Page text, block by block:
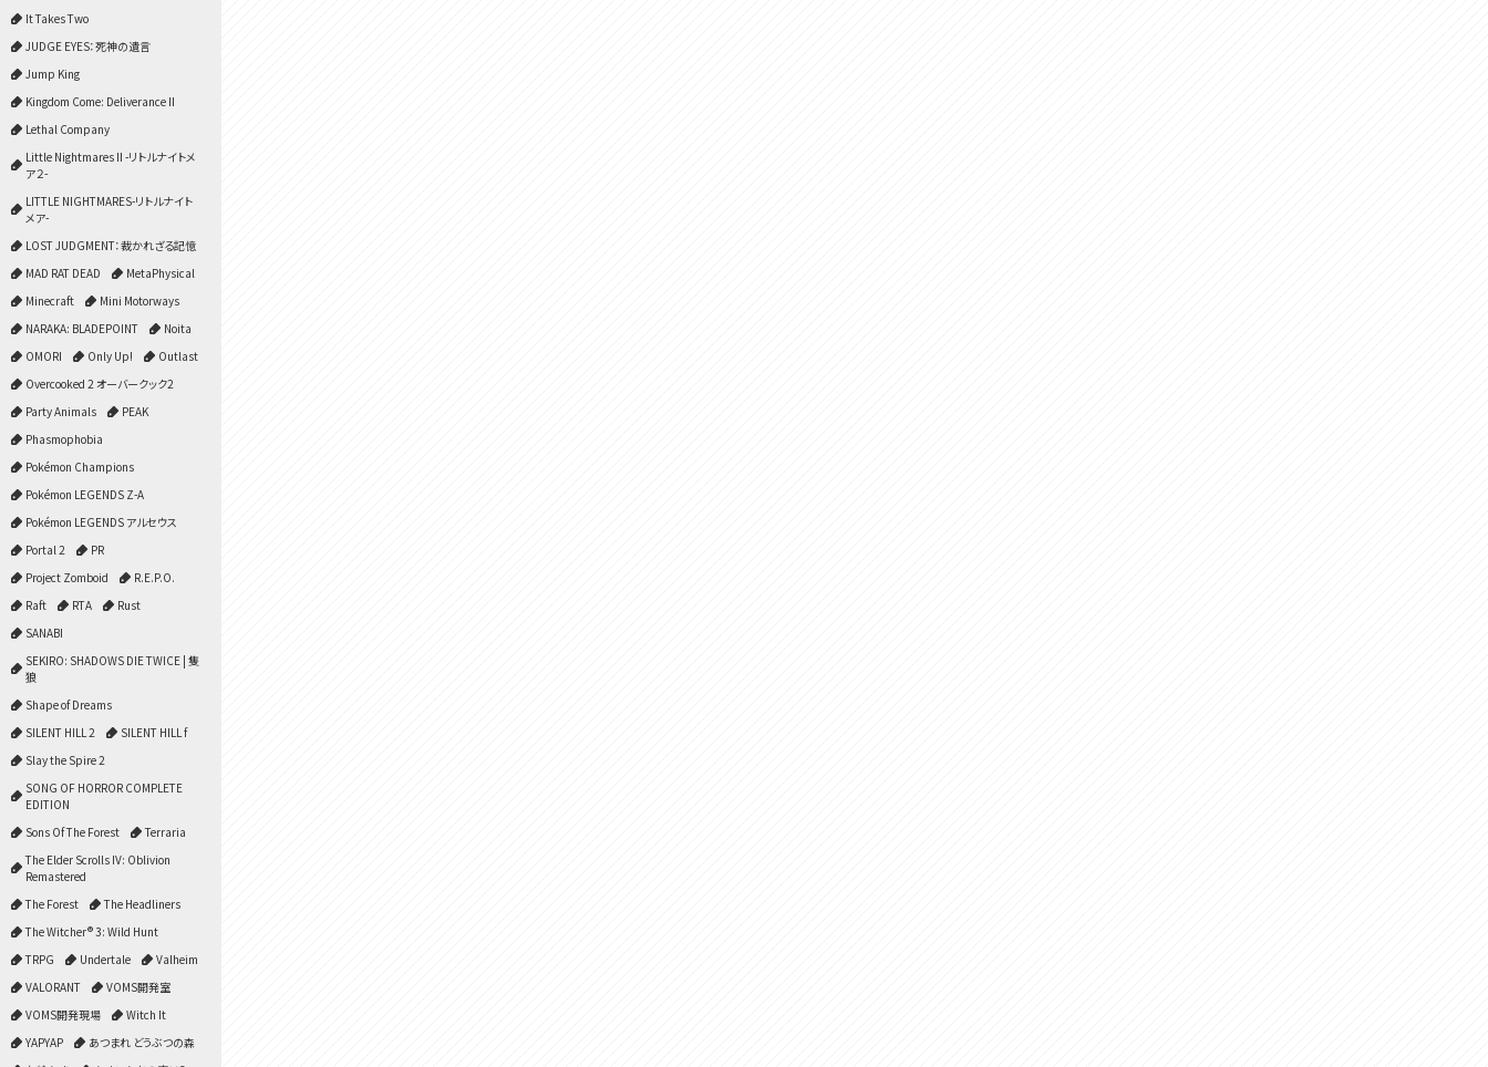
It Takes Two
JUDGE EYES：死神の遺言
Jump King
Kingdom Come: Deliverance II
Lethal Company
Little Nightmares II -リトルナイトメ
ア２-
LITTLE NIGHTMARES-リトルナイト
メア-
LOST JUDGMENT：裁かれざる記憶
MAD RAT DEAD
MetaPhysical
Minecraft
Mini Motorways
NARAKA: BLADEPOINT
Noita
OMORI
Only Up!
Outlast
Overcooked 2 オーバークック2
Party Animals
PEAK
Phasmophobia
Pokémon Champions
Pokémon LEGENDS Z-A
Pokémon LEGENDS アルセウス
Portal 2
PR
Project Zomboid
R.E.P.O.
Raft
RTA
Rust
SANABI
SEKIRO: SHADOWS DIE TWICE | 隻
狼
Shape of Dreams
SILENT HILL 2
SILENT HILL f
Slay the Spire 2
SONG OF HORROR COMPLETE
EDITION
Sons Of The Forest
Terraria
The Elder Scrolls IV: Oblivion
Remastered
The Forest
The Headliners
The Witcher® 3: Wild Hunt
TRPG
Undertale
Valheim
VALORANT
VOMS開発室
VOMS開発現場
Witch It
YAPYAP
あつまれ どうぶつの森